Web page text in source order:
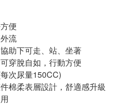
便
流
助下可走、站、坐著
穿脫自如，行動方便
次尿量150CC)
棉柔表層設計，舒適感升級